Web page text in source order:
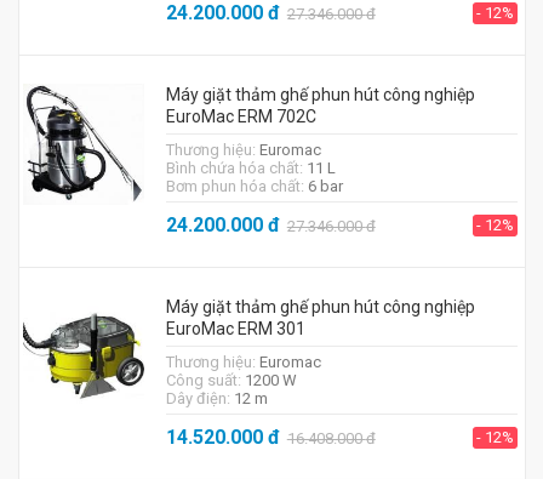
24.200.000đ 27.346.000đ - 12%
Máy giặt thảm ghế phun hút công nghiệp
EuroMac ERM 702C
Thương hiệu: Euromac
Bình chứa hóa chất: 11 L
Bơm phun hóa chất: 6 bar
24.200.000đ 27.346.000đ - 12%
Máy giặt thảm ghế phun hút công nghiệp
EuroMac ERM 301
Thương hiệu: Euromac
Công suất: 1200 W
Dây điện: 12 m
14.520.000đ 16.408.000đ - 12%